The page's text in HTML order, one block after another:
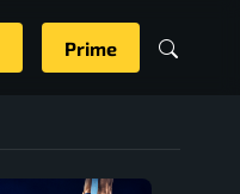
Prime